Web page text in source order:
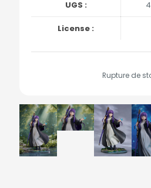
UGS :
License :
Rupture de